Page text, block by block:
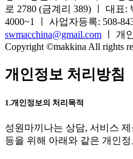
로 2780 (금계리 389) ㅣ 대표
4000~1 ㅣ 사업자등록: 508-
swmacchina@gmail.com ㅣ 개
Copyright ©makkina All rights
개인정보 처리방침
1.개인정보의 처리목적
성원마끼나는 상담, 서비스
등을 위해 아래와 같은 개인